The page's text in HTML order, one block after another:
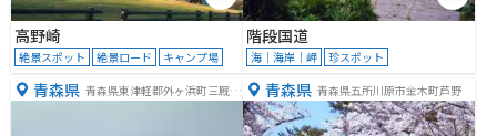
高野崎
絶景スポット 絶景ロード キャンプ場
階段国道
海｜海岸｜岬 珍スポット
青森県 青森県東津軽郡外ヶ浜町三厩龍
青森県 青森県五所川原市金木町芦野